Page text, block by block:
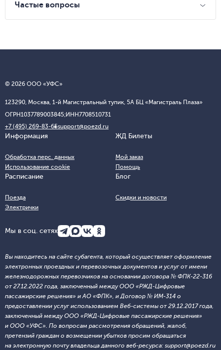
Частые вопросы
© 2026 ООО «УФС»
123290, Москва, 1-й Магистральный тупик, 5А БЦ «Магистраль Плаза»
ОГРН1037789003845;ИНН7708510731
+7 (495) 269-83-65support@poezd.ru
Информация
Обработка перс. данных
Использование cookie
ЖД Билеты
Мой заказ
Помощь
Расписание
Поезда
Электрички
Блог
Скидки и новости
Мы в соц. сетях
Вы находитесь на сайте субагента, который осуществляет оформление
электронных проездных и перевозочных документов и услуг от имени
железнодорожных перевозчиков на основании договора № ФПК-22-316
от 27.12.2022 года, заключенный между ООО «РЖД-Цифровые
пассажирские решения» и АО «ФПК», и Договор № ИМ-314 о
предоставлении услуг использованием Веб-системы от 29.12.2017 года,
заключенный между ООО «РЖД-Цифровые пассажирские решения»
и ООО «УФС». По вопросам рассмотрения обращений, жалоб,
претензий граждан о возмещении убытков просим обращаться
на электронную почту владельца данного веб-ресурса: support@poezd.ru